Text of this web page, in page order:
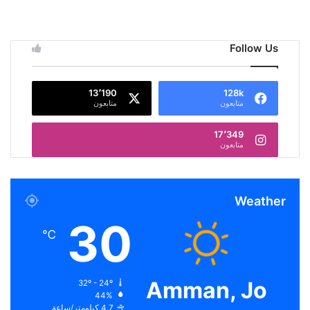
Follow Us
128k
متابعون
13٬190
متابعون
17٬349
متابعون
Weather
Amman, Jo
30
℃
44%
4.7 كيلومتر/ساعة